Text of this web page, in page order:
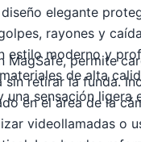
elegante
rayones y
estilo moderno y
de alta
una sensación ligera
MagSafe, permite
sin retirar la funda.
en el área de la
videollamadas o